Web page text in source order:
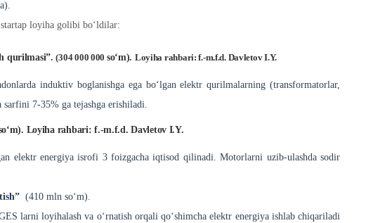
loyiha golibi bo‘ldilar:
qurilmasi”.(304 000 000 so‘m). Loyiha rahbari: f.-m.f.d. Davletov I.Y.
induktiv boglanishga ega bo‘lgan elektr qurilmalarning (transformatorlar,
7-35% ga tejashga erishiladi.
Loyiha rahbari: f.-m.f.d. Davletov I.Y.
elektr energiya isrofi 3 foizgacha iqtisod qilinadi. Motorlarni uzib-ulashda sodir
(410 mln so‘m).
larni loyihalash va o‘rnatish orqali qo‘shimcha elektr energiya ishlab chiqariladi